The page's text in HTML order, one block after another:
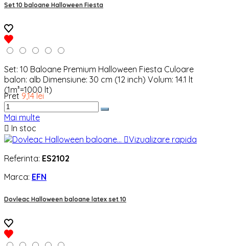
Set 10 baloane Halloween Fiesta
Set: 10 Baloane Premium Halloween Fiesta Culoare
balon: alb Dimensiune: 30 cm (12 inch) Volum: 14.1 lt
(1m³=1000 lt)
Pret 9,14 lei
Mai multe
 In stoc
Vizualizare rapida
Referinta: ES2102
Marca: EFN
Dovleac Halloween baloane latex set 10